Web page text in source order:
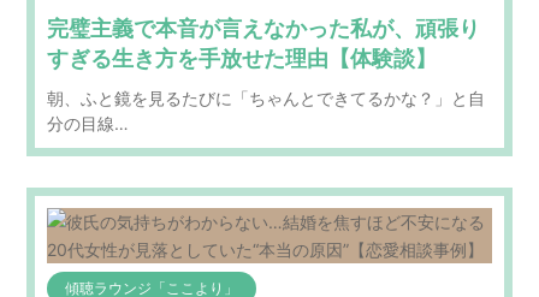
完璧主義で本音が言えなかった私が、頑張り
すぎる生き方を手放せた理由【体験談】
朝、ふと鏡を見るたびに「ちゃんとできてるかな？」と自
分の目線…
傾聴ラウンジ「ここより」